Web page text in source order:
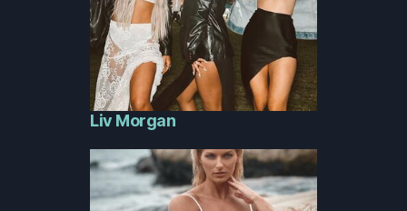
Liv Morgan